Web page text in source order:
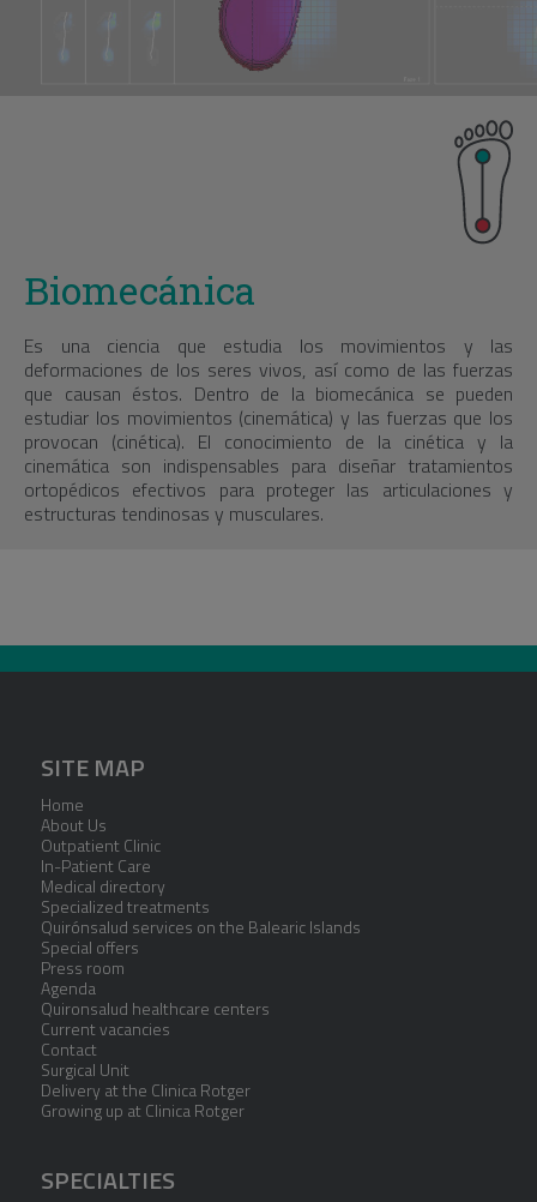
Biomecánica
Es una ciencia que estudia los movimientos y las
deformaciones de los seres vivos, así como de las fuerzas
que causan éstos. Dentro de la biomecánica se pueden
estudiar los movimientos (cinemática) y las fuerzas que los
provocan (cinética). El conocimiento de la cinética y la
cinemática son indispensables para diseñar tratamientos
ortopédicos efectivos para proteger las articulaciones y
estructuras tendinosas y musculares.
SITE MAP
Home
About Us
Outpatient Clinic
In-Patient Care
Medical directory
Specialized treatments
Quirónsalud services on the Balearic Islands
Special offers
Press room
Agenda
Quironsalud healthcare centers
Current vacancies
Contact
Surgical Unit
Delivery at the Clinica Rotger
Growing up at Clinica Rotger
SPECIALTIES